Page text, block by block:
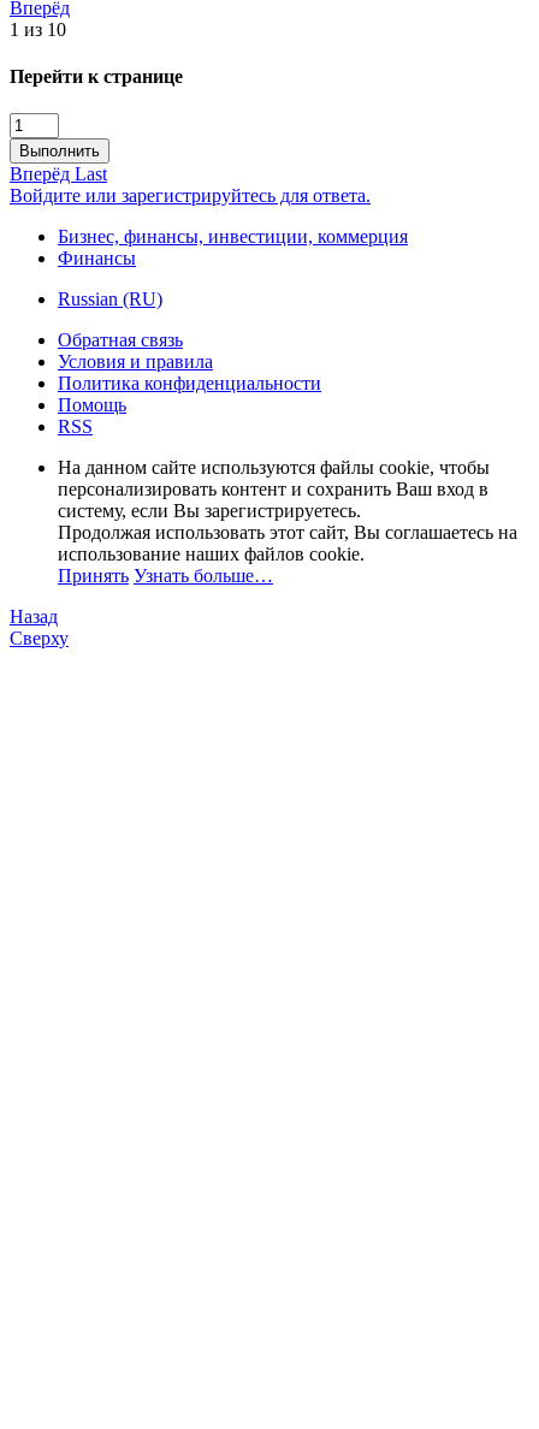
Вперёд
1 из 10
Перейти к странице
Выполнить
Вперёд Last
Войдите или зарегистрируйтесь для ответа.
Бизнес, финансы, инвестиции, коммерция
Финансы
Russian (RU)
Обратная связь
Условия и правила
Политика конфиденциальности
Помощь
RSS
На данном сайте используются файлы cookie, чтобы
персонализировать контент и сохранить Ваш вход в
систему, если Вы зарегистрируетесь.
Продолжая использовать этот сайт, Вы соглашаетесь на
использование наших файлов cookie.
Принять Узнать больше…
Назад
Сверху